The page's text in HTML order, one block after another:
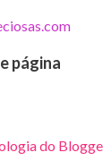
página
do